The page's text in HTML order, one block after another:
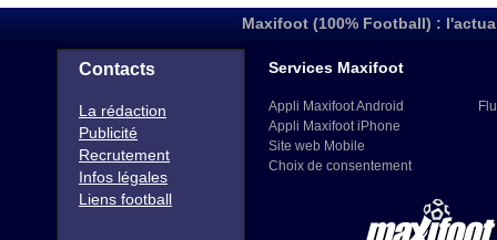
Maxifoot (100% Football) :
Contacts
La rédaction
Publicité
Recrutement
Infos légales
Liens football
Services Maxifoot
Appli Maxifoot Android
Appli Maxifoot iPhone
Site web Mobile
Choix de consentement